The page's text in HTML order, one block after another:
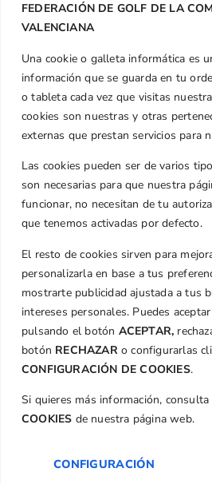
FEDERACIÓN DE GOLF DE LA
VALENCIANA
Una cookie o galleta informática es
información que se guarda en tu
o tableta cada vez que visitas
cookies son nuestras y otras
externas que prestan servicios para
Las cookies pueden ser de varios
son necesarias para que nuestra
funcionar, no necesitan de tu
que tenemos activadas por defecto.
El resto de cookies sirven para
personalizarla en base a tus
mostrarte publicidad ajustada a tus
intereses personales. Puedes
pulsando el botón ACEPTAR,
botón RECHAZARo configurarlas
CONFIGURACIÓN DE COOKIES.
Si quieres más información, consulta
COOKIES de nuestra página web.
CONFIGURACIÓN
Dirección
Centre de L´Esport,
Caballero, Nº 5,
Valencia
+34 961 367
Email
Aviso
Política de
Normativa
Federación